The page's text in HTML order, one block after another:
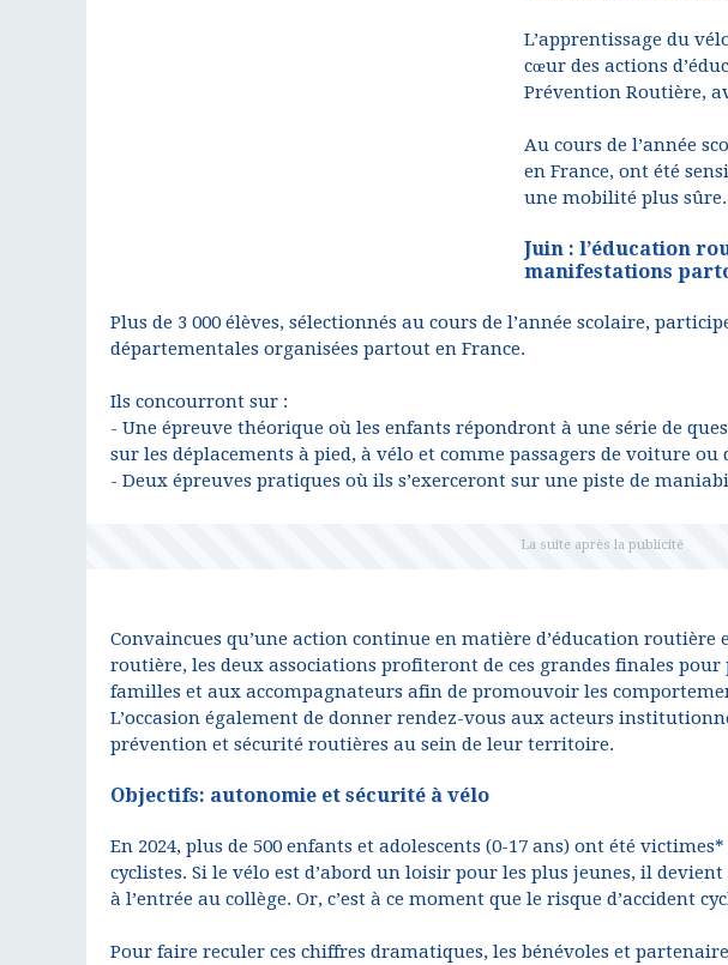
L’apprentissage du
cœur des actions
Prévention Routière,
Au cours de l’année
en France, ont été
une mobilité plus sûre.
Juin : l’éducation
manifestations
Plus de 3 000 élèves, sélectionnés au cours de l’année scolaire,
départementales organisées partout en France.
Ils concourront sur :
- Une épreuve théorique où les enfants répondront à une série de
sur les déplacements à pied, à vélo et comme passagers de voiture ou
- Deux épreuves pratiques où ils s’exerceront sur une piste de
Convaincues qu’une action continue en matière d’éducation
routière, les deux associations profiteront de ces grandes finales
familles et aux accompagnateurs afin de promouvoir les
L’occasion également de donner rendez-vous aux acteurs
prévention et sécurité routières au sein de leur territoire.
Objectifs: autonomie et sécurité à vélo
En 2024, plus de 500 enfants et adolescents (0-17 ans) ont été
cyclistes. Si le vélo est d’abord un loisir pour les plus jeunes, il
à l’entrée au collège. Or, c’est à ce moment que le risque d’accident
Pour faire reculer ces chiffres dramatiques, les bénévoles et